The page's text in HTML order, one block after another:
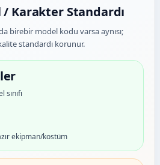
Karakter Standardı
birebir model kodu varsa aynısı;
standardı korunur.
ekipman/kostüm